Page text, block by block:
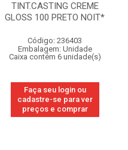
TINT.CASTING CREME
GLOSS 100 PRETO NOIT*
Código: 236403
Embalagem: Unidade
Caixa contém 6 unidade(s)
Faça seu login ou
cadastre-se para ver
preços e comprar